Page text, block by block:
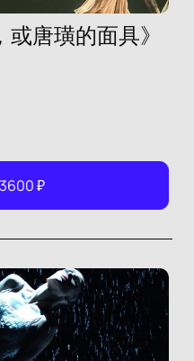
或唐璜的面具》
3600₽